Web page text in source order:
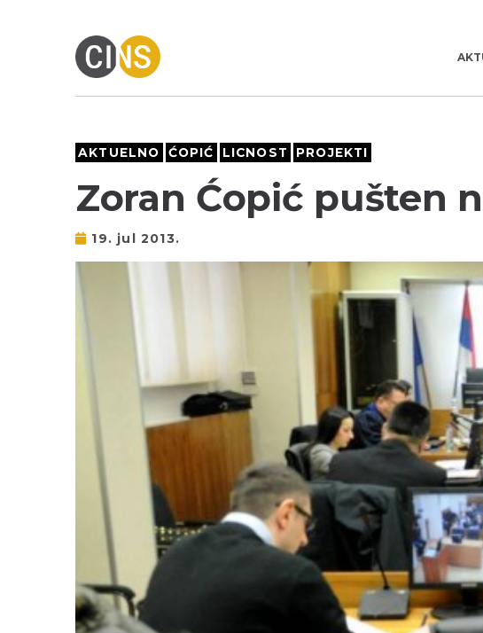
AKTUELNO ĆOPIĆ LICNOST PROJEKTI
Zoran Ćopić pušten
19. jul 2013.